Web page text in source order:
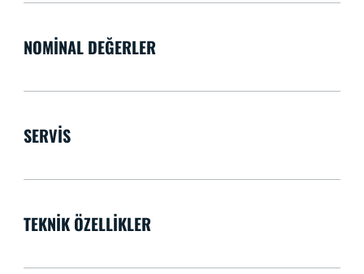
NOMINAL DEĞERLER
SERVIS
TEKNIK ÖZELLIKLER